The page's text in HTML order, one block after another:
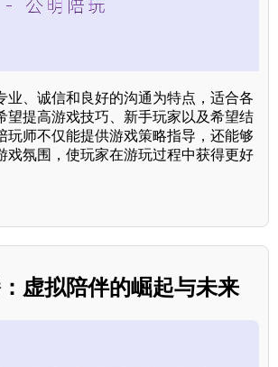
业、诚信和良好的沟通为特点，适合各
望提高游戏技巧、新手玩家以及希望结
玩师不仅能提供游戏策略指导，还能够
戏氛围，使玩家在游玩过程中获得更好
虚拟陪伴的崛起与未来